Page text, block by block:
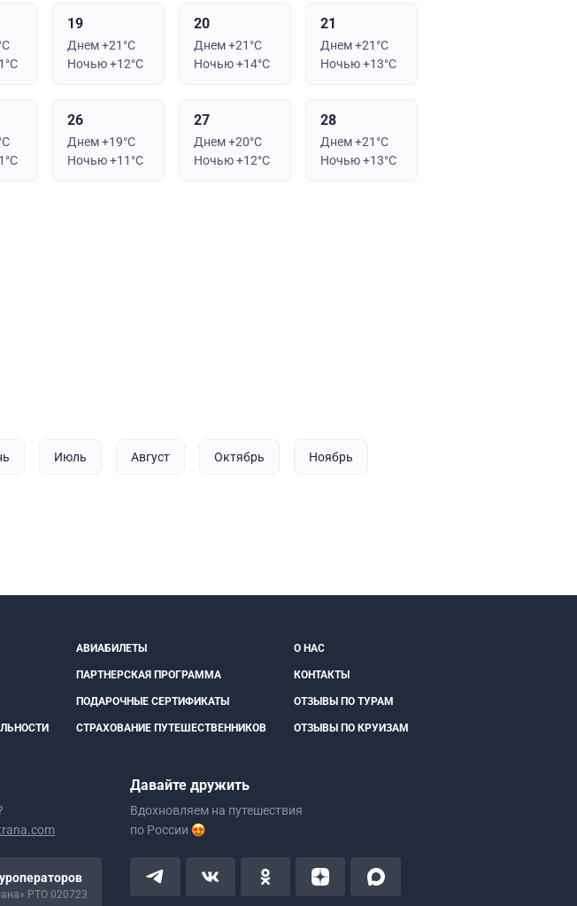
19
Днем +21°C
Ночью +12°C
20
Днем +21°C
Ночью +14°C
21
Днем +21°C
Ночью +13°C
26
Днем +19°C
Ночью +11°C
27
Днем +20°C
Ночью +12°C
28
Днем +21°C
Ночью +13°C
Июль Август Октябрь Ноябрь
АВИАБИЛЕТЫ О НАС
ПАРТНЕРСКАЯ ПРОГРАММА КОНТАКТЫ
ПОДАРОЧНЫЕ СЕРТИФИКАТЫ ОТЗЫВЫ ПО ТУРАМ
СТРАХОВАНИЕ ПУТЕШЕСТВЕННИКОВ ОТЗЫВЫ ПО КРУИЗАМ
РТО 020723
Давайте дружить
Вдохновляем на путешествия
по России